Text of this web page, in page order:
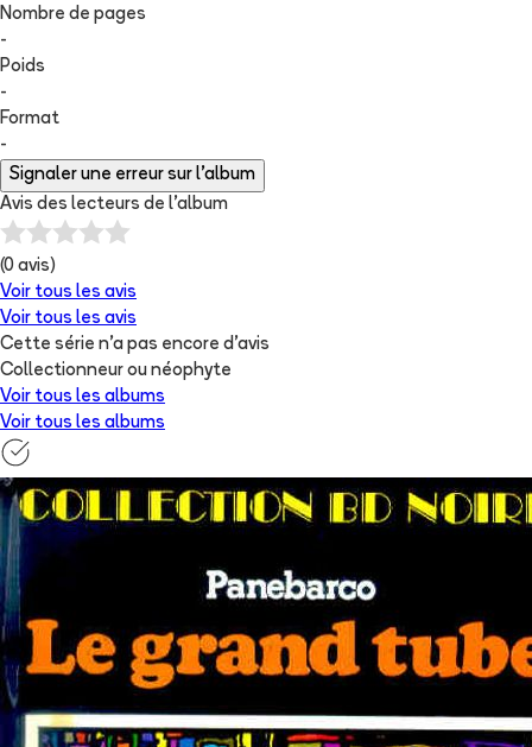
Nombre de pages
-
Poids
-
Format
-
Signaler une erreur sur l'album
Avis des lecteurs de l'album
(0 avis)
Voir tous les avis
Voir tous les avis
Cette série n'a pas encore d'avis
Collectionneur ou néophyte
Voir tous les albums
Voir tous les albums